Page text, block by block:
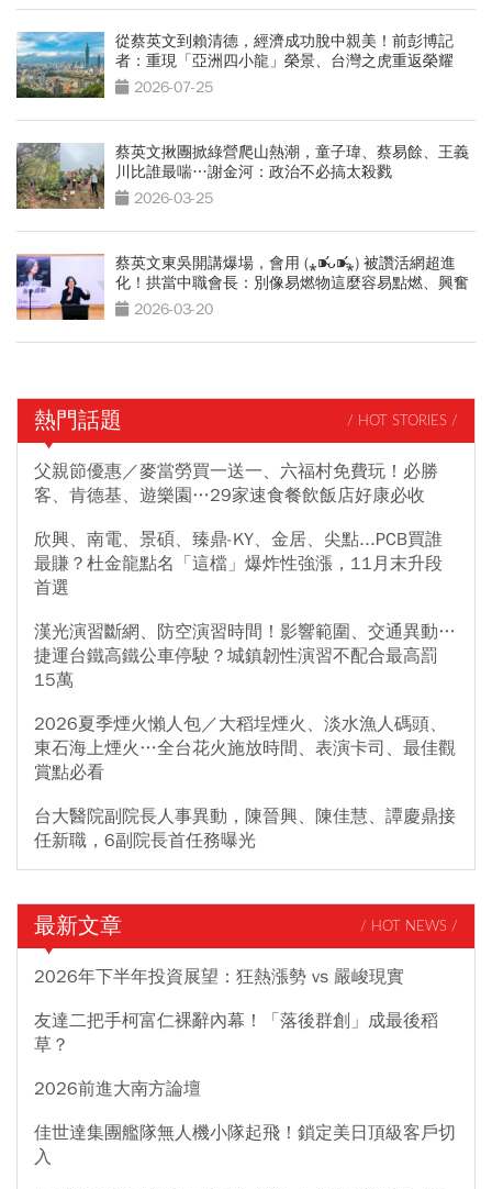
從蔡英文到賴清德，經濟成功脫中親美！前彭博記
者：重現「亞洲四小龍」榮景、台灣之虎重返榮耀
2026-07-25
蔡英文揪團掀綠營爬山熱潮，童子瑋、蔡易餘、王義
川比誰最喘…謝金河：政治不必搞太殺戮
2026-03-25
蔡英文東吳開講爆場，會用 (⁎⁍̴̛ᴗ⁍̴̛⁎) 被讚活網超進
化！拱當中職會長：別像易燃物這麼容易點燃、興奮
2026-03-20
熱門話題 / HOT STORIES /
父親節優惠／麥當勞買一送一、六福村免費玩！必勝
客、肯德基、遊樂園…29家速食餐飲飯店好康必收
欣興、南電、景碩、臻鼎-KY、金居、尖點...PCB買誰
最賺？杜金龍點名「這檔」爆炸性強漲，11月末升段
首選
漢光演習斷網、防空演習時間！影響範圍、交通異動…
捷運台鐵高鐵公車停駛？城鎮韌性演習不配合最高罰
15萬
2026夏季煙火懶人包／大稻埕煙火、淡水漁人碼頭、
東石海上煙火…全台花火施放時間、表演卡司、最佳觀
賞點必看
台大醫院副院長人事異動，陳晉興、陳佳慧、譚慶鼎接
任新職，6副院長首任務曝光
最新文章 / HOT NEWS /
2026年下半年投資展望：狂熱漲勢 vs 嚴峻現實
友達二把手柯富仁裸辭內幕！「落後群創」成最後稻
草？
2026前進大南方論壇
佳世達集團艦隊無人機小隊起飛！鎖定美日頂級客戶切
入